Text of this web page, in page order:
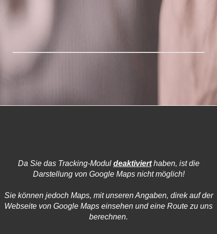
Da Sie das Tracking-Modul deaktivierthaben, ist die
Darstellung von Google Maps nicht möglich!
Sie können jedoch Maps, mit unseren Angaben, direk auf der
Webseite von Google Maps einsehen und eine Route zu uns
berechnen.